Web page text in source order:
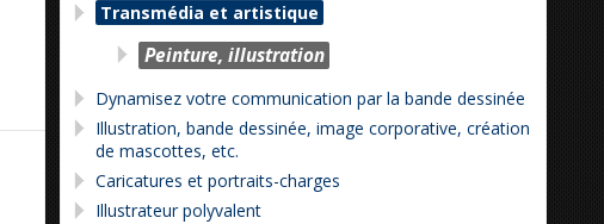
Transmédia et artistique
Peinture, illustration
Dynamisez votre communication par la bande dessinée
Illustration, bande dessinée, image corporative, création
de mascottes, etc.
Caricatures et portraits-charges
Illustrateur polyvalent